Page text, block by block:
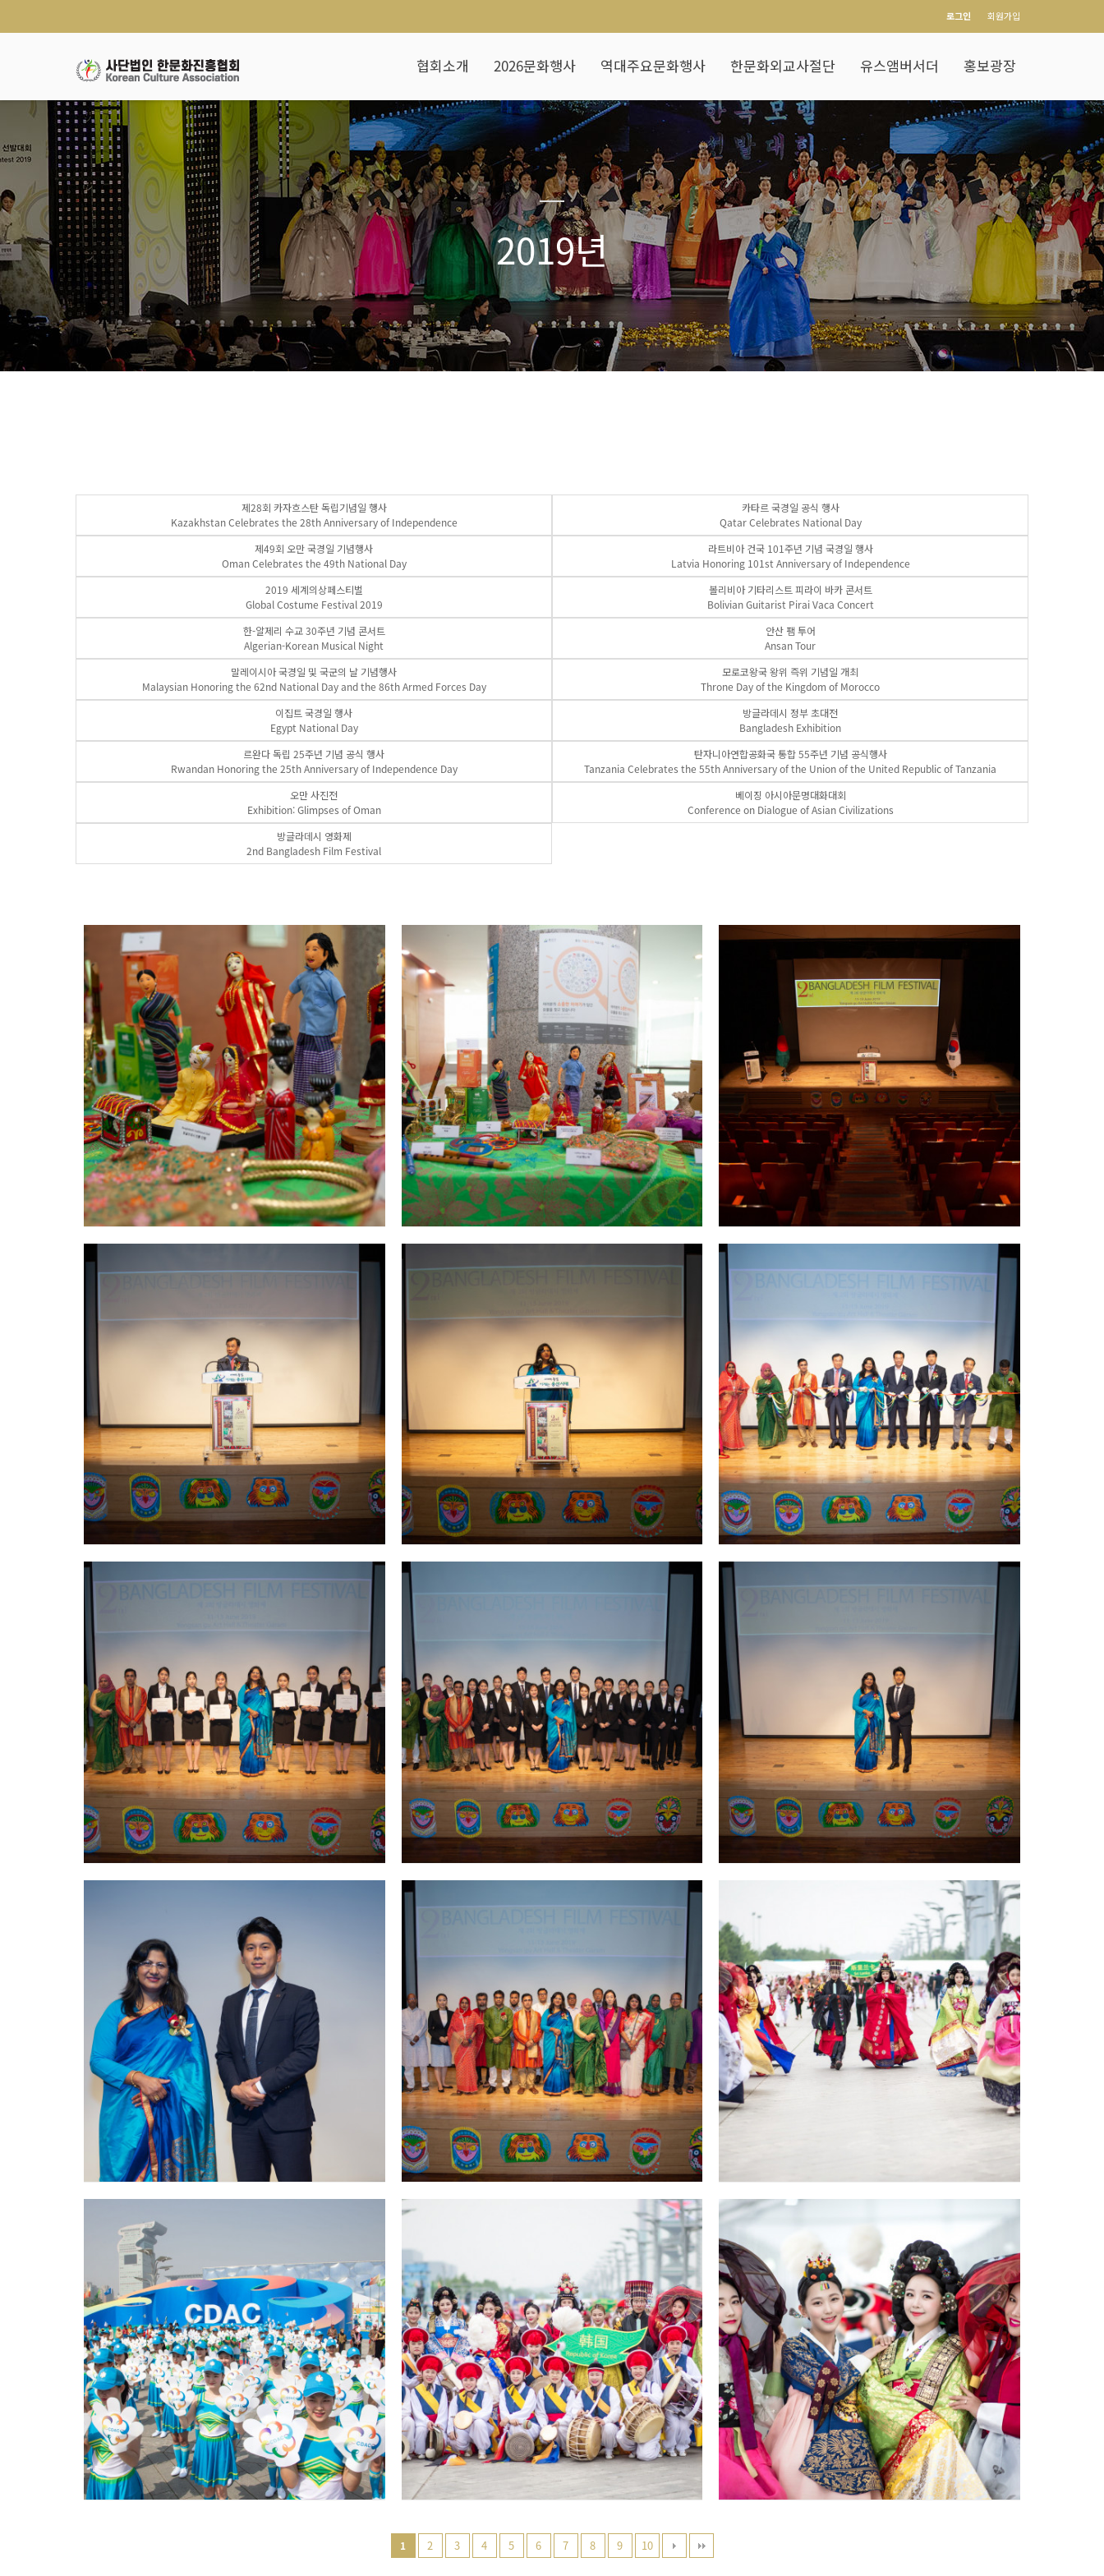
회원가입
로그인
협회소개 2026문화행사 역대주요문화행사 한문화외교사절단 유스앰버서더 홍보광장
2019년
제28회 카자흐스탄 독립기념일 행사
Kazakhstan Celebrates the 28th Anniversary of Independence
카타르 국경일 공식 행사
Qatar Celebrates National Day
제49회 오만 국경일 기념행사
Oman Celebrates the 49th National Day
라트비아 건국 101주년 기념 국경일 행사
Latvia Honoring 101st Anniversary of Independence
2019 세계의상페스티벌
Global Costume Festival 2019
볼리비아 기타리스트 피라이 바카 콘서트
Bolivian Guitarist Pirai Vaca Concert
한-알제리 수교 30주년 기념 콘서트
Algerian-Korean Musical Night
안산 팸 투어
Ansan Tour
말레이시아 국경일 및 국군의 날 기념행사
Malaysian Honoring the 62nd National Day and the 86th Armed Forces Day
모로코왕국 왕위 즉위 기념일 개최
Throne Day of the Kingdom of Morocco
이집트 국경일 행사
Egypt National Day
방글라데시 정부 초대전
Bangladesh Exhibition
르완다 독립 25주년 기념 공식 행사
Rwandan Honoring the 25th Anniversary of Independence Day
탄자니아연합공화국 통합 55주년 기념 공식행사
Tanzania Celebrates the 55th Anniversary of the Union of the United Republic of Tanzania
오만 사진전
Exhibition: Glimpses of Oman
베이징 아시아문명대화대회
Conference on Dialogue of Asian Civilizations
방글라데시 영화제
2nd Bangladesh Film Festival
+ 5
1 2 3 4 5 6 7 8 9 10